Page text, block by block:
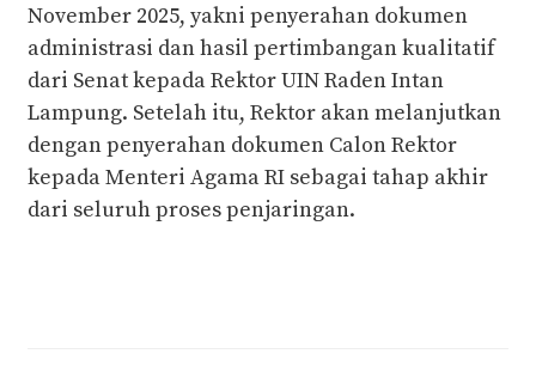
November 2025, yakni penyerahan dokumen
administrasi dan hasil pertimbangan kualitatif
dari Senat kepada Rektor UIN Raden Intan
Lampung. Setelah itu, Rektor akan melanjutkan
dengan penyerahan dokumen Calon Rektor
kepada Menteri Agama RI sebagai tahap akhir
dari seluruh proses penjaringan.